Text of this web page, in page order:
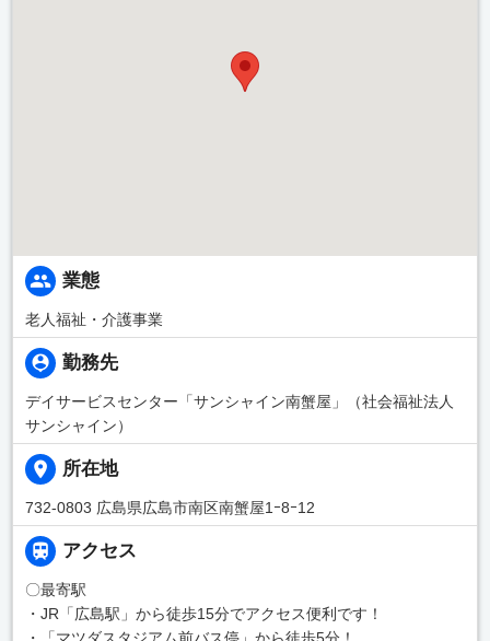
業態
老人福祉・介護事業
勤務先
デイサービスセンター「サンシャイン南蟹屋」（社会福祉法人
サンシャイン）
所在地
732-0803 広島県広島市南区南蟹屋1ｰ8ｰ12
アクセス
〇最寄駅
・JR「広島駅」から徒歩15分でアクセス便利です！